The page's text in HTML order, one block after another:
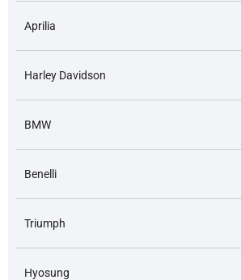
Aprilia
Harley Davidson
BMW
Benelli
Triumph
Hyosung